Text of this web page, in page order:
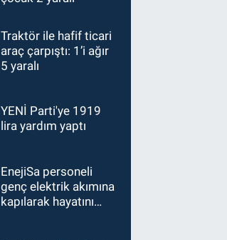
Traktör ile hafif ticari
araç çarpıştı: 1’i ağır
5 yaralı
YENİ Parti'ye 1919
lira yardım yaptı
EnejiSa personeli
genç elektrik akımına
kapılarak hayatını